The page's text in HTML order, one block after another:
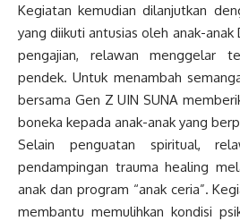
Kegiatan kemudian dilanjutkan
yang diikuti antusias oleh anak-anak
pengajian, relawan menggelar
pendek. Untuk menambah
bersama Gen Z UIN SUNA
boneka kepada anak-anak yang
Selain penguatan spiritual,
pendampingan trauma healing
anak dan program “anak ceria”.
membantu memulihkan kondisi